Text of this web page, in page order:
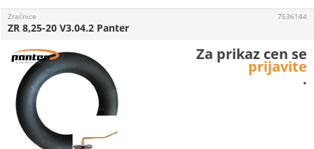
Zračnice
ZR 8,25-20 V3.04.2 Panter
7536144
Za prikaz cen se
prijavite
.